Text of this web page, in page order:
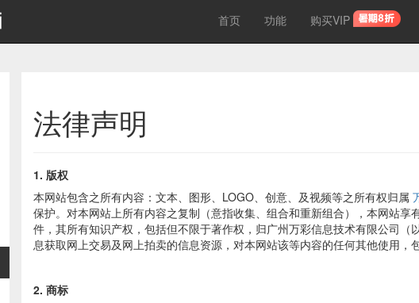
首页 功能 购买VIP
法律声明
1. 版权
本网站包含之所有内容：文本、图形、LOGO、创意、及视频等之所有权归属
保护。对本网站上所有内容之复制（意指收集、组合和重新组合），本网站
件，其所有知识产权，包括但不限于著作权，归广州万彩信息技术有限公司
息获取网上交易及网上拍卖的信息资源，对本网站该等内容的任何其他使用，
2. 商标